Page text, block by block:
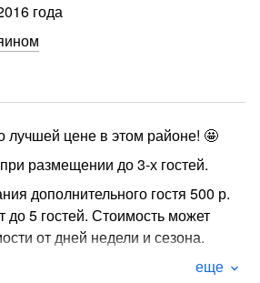
года
лучшей цене в этом районе! 🤩
размещении до 3-х гостей.
дополнительного гостя 500 р.
до 5 гостей. Стоимость может
от дней недели и сезона.
кровать + двухярусная
еще